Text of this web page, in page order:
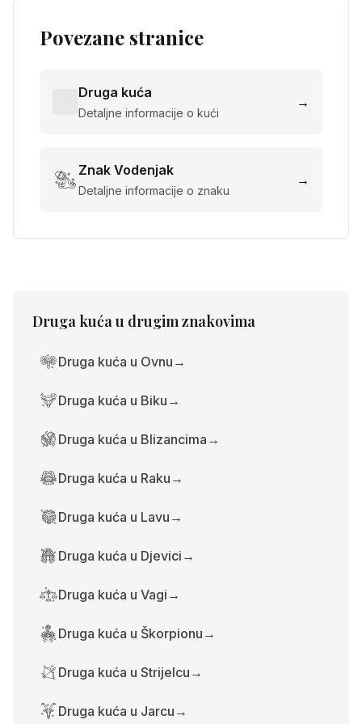
Povezane stranice
Druga kuća
Detaljne informacije o kući
→
Znak Vodenjak
Detaljne informacije o znaku
→
Druga kućau drugim znakovima
Druga kuća u Ovnu →
Druga kuća u Biku →
Druga kuća u Blizancima →
Druga kuća u Raku →
Druga kuća u Lavu →
Druga kuća u Djevici →
Druga kuća u Vagi →
Druga kuća u Škorpionu →
Druga kuća u Strijelcu →
Druga kuća u Jarcu →